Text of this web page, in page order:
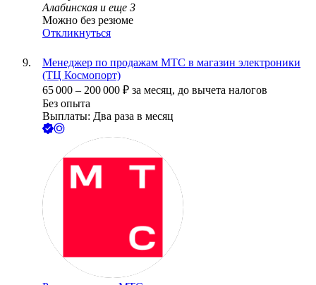
Алабинская и еще 3
Можно без резюме
Откликнуться
Менеджер по продажам МТС в магазин электроники
(ТЦ Космопорт)
65 000 – 200 000 ₽ за месяц, до вычета налогов
Без опыта
Выплаты: Два раза в месяц